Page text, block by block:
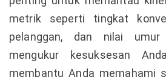
metrik seperti tingkat
pelanggan, dan nilai umur
mengukur kesuksesan
membantu Anda memahami